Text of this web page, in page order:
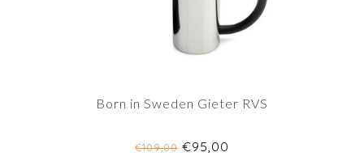
Born in Sweden Gieter RVS
€109,00 €95,00